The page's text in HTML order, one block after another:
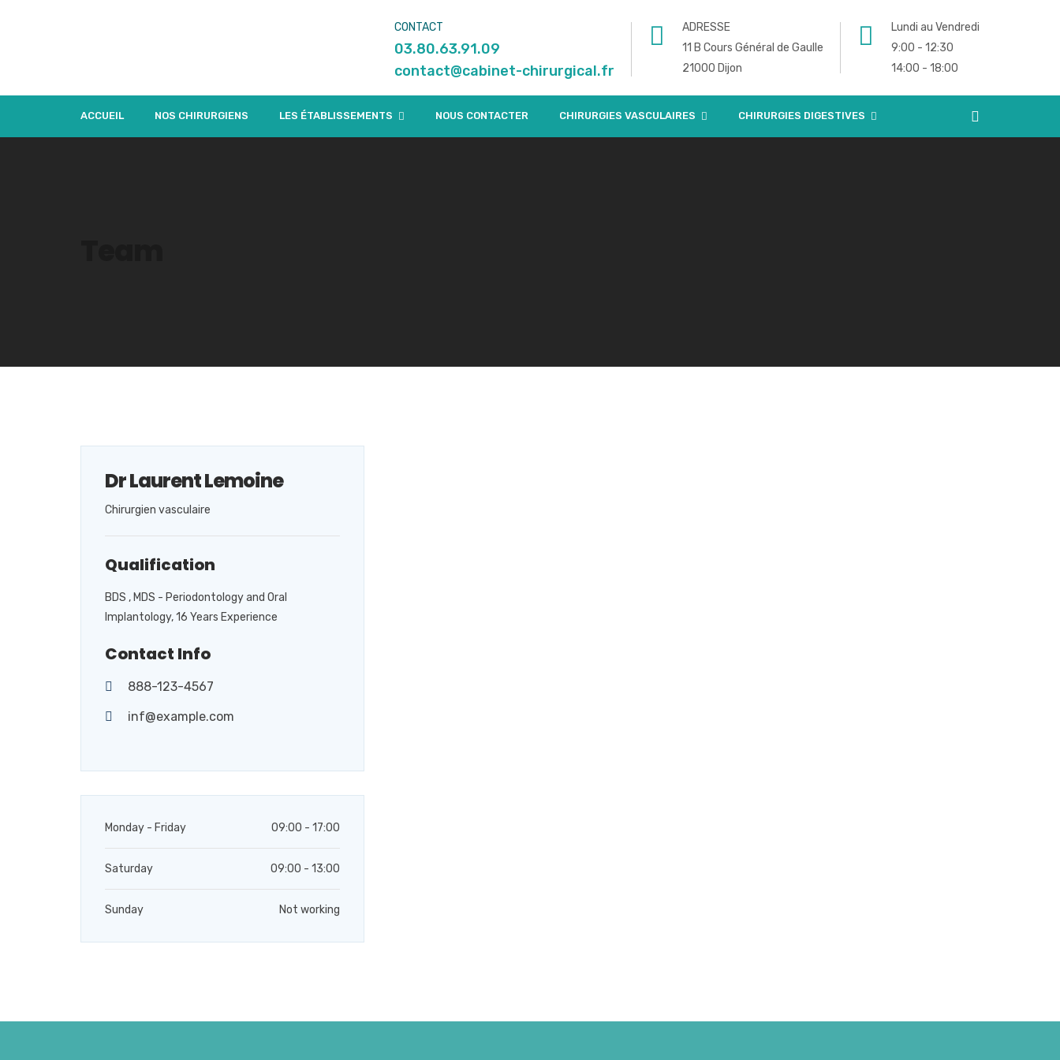
CONTACT
03.80.63.91.09
contact@cabinet-chirurgical.fr
ADRESSE
11 B Cours Général de Gaulle
21000 Dijon
Lundi au Vendredi
9:00 - 12:30
14:00 - 18:00
ACCUEIL NOS CHIRURGIENS LES ÉTABLISSEMENTS NOUS CONTACTER CHIRURGIES VASCULAIRES CHIRURGIES DIGESTIVES
Dr Laurent Lemoine
Chirurgien vasculaire
Qualification
BDS , MDS - Periodontology and Oral
Implantology, 16 Years Experience
Contact Info
888-123-4567
inf@example.com
Monday - Friday 09:00 - 17:00
Saturday 09:00 - 13:00
Sunday Not working